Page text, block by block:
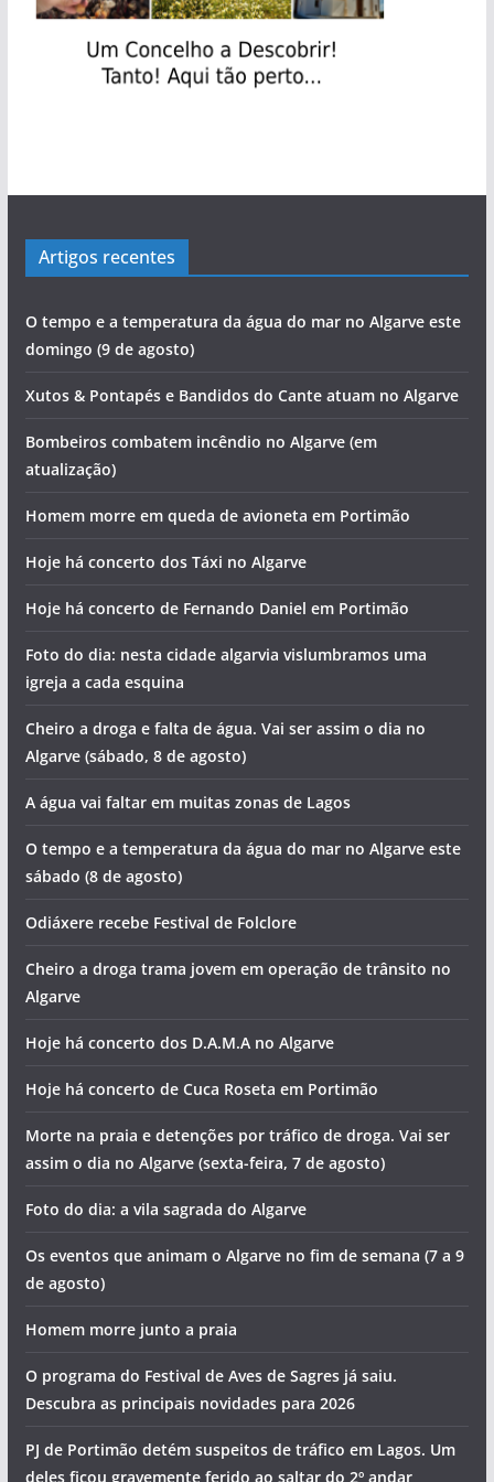
Artigos recentes
O tempo e a temperatura da água do mar no Algarve este
domingo (9 de agosto)
Xutos & Pontapés e Bandidos do Cante atuam no Algarve
Bombeiros combatem incêndio no Algarve (em
atualização)
Homem morre em queda de avioneta em Portimão
Hoje há concerto dos Táxi no Algarve
Hoje há concerto de Fernando Daniel em Portimão
Foto do dia: nesta cidade algarvia vislumbramos uma
igreja a cada esquina
Cheiro a droga e falta de água. Vai ser assim o dia no
Algarve (sábado, 8 de agosto)
A água vai faltar em muitas zonas de Lagos
O tempo e a temperatura da água do mar no Algarve este
sábado (8 de agosto)
Odiáxere recebe Festival de Folclore
Cheiro a droga trama jovem em operação de trânsito no
Algarve
Hoje há concerto dos D.A.M.A no Algarve
Hoje há concerto de Cuca Roseta em Portimão
Morte na praia e detenções por tráfico de droga. Vai ser
assim o dia no Algarve (sexta-feira, 7 de agosto)
Foto do dia: a vila sagrada do Algarve
Os eventos que animam o Algarve no fim de semana (7 a 9
de agosto)
Homem morre junto a praia
O programa do Festival de Aves de Sagres já saiu.
Descubra as principais novidades para 2026
PJ de Portimão detém suspeitos de tráfico em Lagos. Um
deles ficou gravemente ferido ao saltar do 2º andar